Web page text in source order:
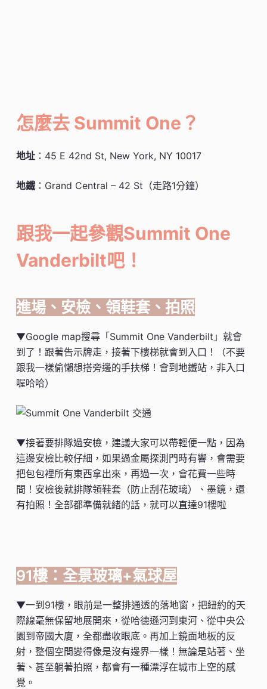
怎麼去 Summit One？
地址：45 E 42nd St, New York, NY 10017
地鐵：Grand Central – 42 St（走路1分鐘）
跟我一起參觀Summit One
Vanderbilt吧！
進場、安檢、領鞋套、拍照
▼Google map搜尋「Summit One Vanderbilt」就會
到了！跟著告示牌走，接著下樓梯就會到入口！（不要
跟我一樣偷懶想搭旁邊的手扶梯！會到地鐵站，非入口
喔哈哈）
▼接著要排隊過安檢，建議大家可以帶輕便一點，因為
這邊安檢比較仔細，如果過金屬探測門時有響，會需要
把包包裡所有東西拿出來，再過一次，會花費一些時
間！安檢後就排隊領鞋套（防止刮花玻璃）、墨鏡，還
有拍照！全部都準備就緒的話，就可以直達91樓啦
91樓：全景玻璃+氣球屋
▼一到91樓，眼前是一整排通透的落地窗，把紐約的天
際線毫無保留地展開來，從哈德遜河到東河、從中央公
園到帝國大廈，全都盡收眼底。再加上鏡面地板的反
射，整個空間變得像是沒有邊界一樣！無論是站著、坐
著、甚至躺著拍照，都會有一種漂浮在城市上空的感
覺。